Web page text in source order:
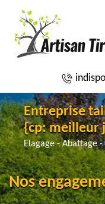
Entreprise
{cp: meilleur
Elagage - Abattage
Nos